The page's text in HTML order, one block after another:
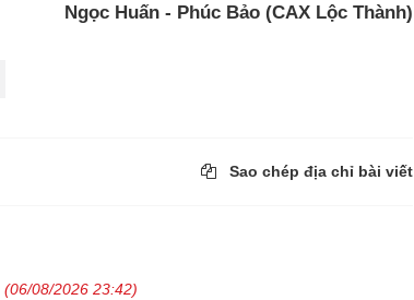
Ngọc Huấn - Phúc Bảo (CAX Lộc Thành)
Sao chép địa chỉ bài viết
(06/08/2026 23:42)